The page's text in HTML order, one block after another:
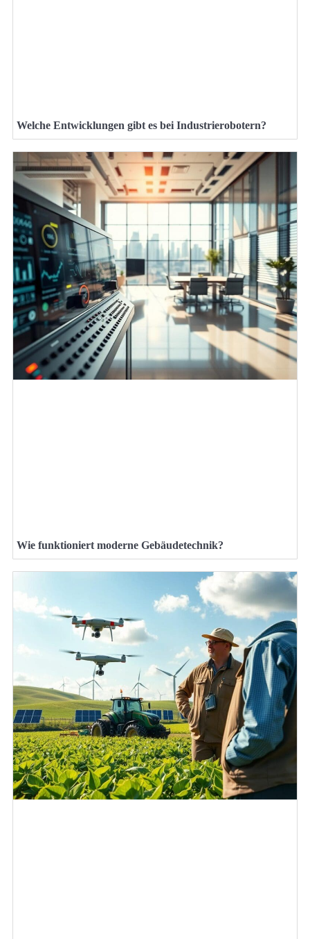
Welche Entwicklungen gibt es bei Industrierobotern?
Wie funktioniert moderne Gebäudetechnik?